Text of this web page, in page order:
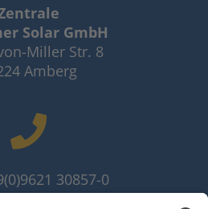
Solar GmbH
Miller Str. 8
Amberg
30857-0
30857-10